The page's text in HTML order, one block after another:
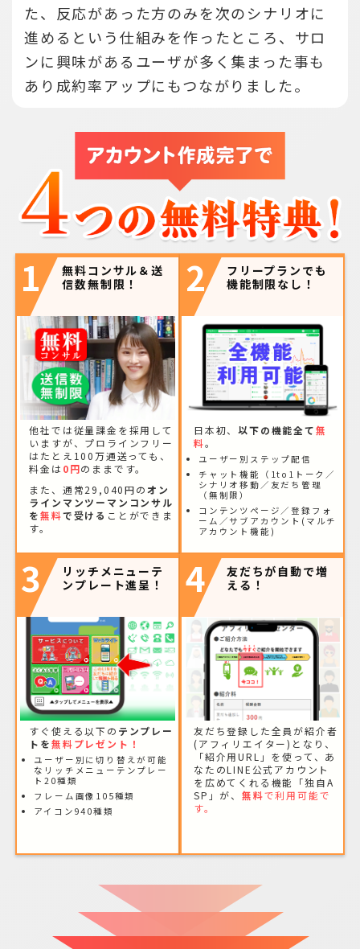
た、反応があった方のみを次のシナリオに
進めるという仕組みを作ったところ、サロ
ンに興味があるユーザが多く集まった事も
あり成約率アップにもつながりました。
1
無料コンサル＆送
信数無制限！
他社では従量課金を採用して
いますが、プロラインフリー
はたとえ100万通送っても、
料金は 0円のままです。
また、通常29,040円のオン
ラインマンツーマンコンサル
を無料で受ける ことができま
す。
2
フリープランでも
機能制限なし！
日本初、以下の機能全て無
料。
ユーザー別ステップ配信
チャット機能（1to1トーク／
シナリオ移動／友だち管理
（無制限）
コンテンツページ／登録フォ
ーム／サブアカウント(マルチ
アカウント機能)
3
リッチメニューテ
ンプレート進呈！
すぐ使える以下の テンプレー
トを無料プレゼント！
ユーザー別に切り替えが可能
なリッチメニューテンプレー
ト20種類
フレーム画像105種類
アイコン940種類
4
友だちが自動で増
える！
友だち登録した全員が紹介者
(アフィリエイター)となり、
「紹介用URL」を使って、あ
なたのLINE公式アカウント
を広めてくれる機能「独自A
SP」が、 無料で利用可能で
す。